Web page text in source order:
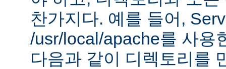
찬가지다. 예를 들어,
/usr/local/apache를 사용
다음과 같이 디렉토리를